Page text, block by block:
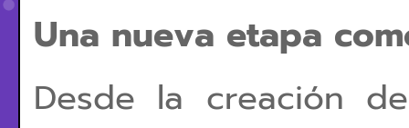
Una nueva etapa
Desde la creación